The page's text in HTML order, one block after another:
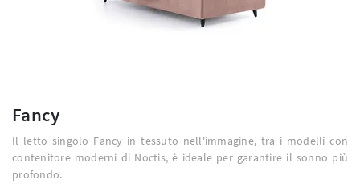
Fancy
Il letto singolo Fancy in tessuto nell'immagine, tra i modelli con
contenitore moderni di Noctis, è ideale per garantire il sonno più
profondo.